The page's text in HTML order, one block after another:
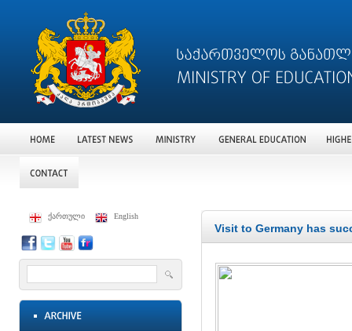
ქართული English
Visit to Germany has